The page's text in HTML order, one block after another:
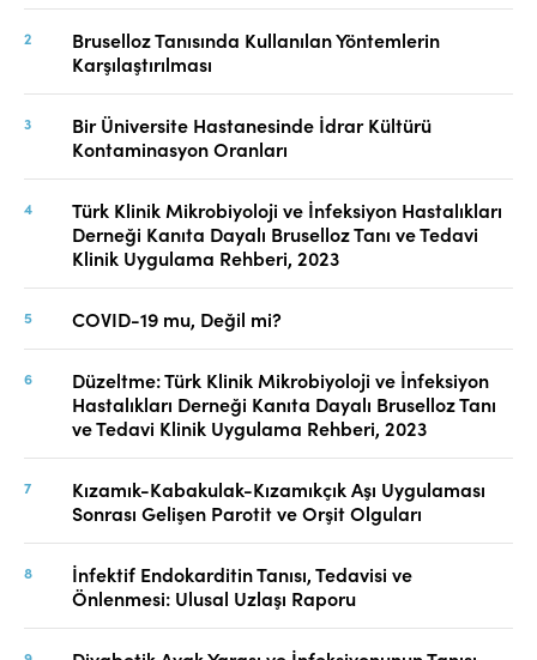
Bruselloz Tanısında Kullanılan Yöntemlerin
Karşılaştırılması
Bir Üniversite Hastanesinde İdrar Kültürü
Kontaminasyon Oranları
Türk Klinik Mikrobiyoloji ve İnfeksiyon Hastalıkları
Derneği Kanıta Dayalı Bruselloz Tanı ve Tedavi
Klinik Uygulama Rehberi, 2023
COVID-19 mu, Değil mi?
Düzeltme: Türk Klinik Mikrobiyoloji ve İnfeksiyon
Hastalıkları Derneği Kanıta Dayalı Bruselloz Tanı
ve Tedavi Klinik Uygulama Rehberi, 2023
Kızamık-Kabakulak-Kızamıkçık Aşı Uygulaması
Sonrası Gelişen Parotit ve Orşit Olguları
İnfektif Endokarditin Tanısı, Tedavisi ve
Önlenmesi: Ulusal Uzlaşı Raporu